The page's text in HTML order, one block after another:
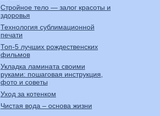
Стройное тело — залог красоты и
здоровья
Технология сублимационной
печати
Топ-5 лучших рождественских
фильмов
Укладка ламината своими
руками: пошаговая инструкция,
фото и советы
Уход за котенком
Чистая вода – основа жизни